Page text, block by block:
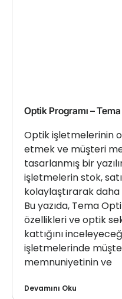
Optik Programı –
Optik işletmelerinin
etmek ve müşteri
tasarlanmış bir
işletmelerin stok,
kolaylaştırarak daha
Bu yazıda, Tema
özellikleri ve optik
kattığını
işletmelerinde
memnuniyetinin ve
Devamını Oku